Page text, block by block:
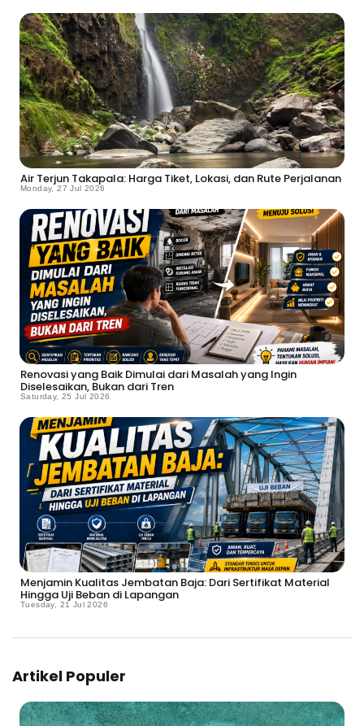
Air Terjun Takapala: Harga Tiket, Lokasi, dan Rute Perjalanan
Monday, 27 Jul 2026
Renovasi yang Baik Dimulai dari Masalah yang Ingin
Diselesaikan, Bukan dari Tren
Saturday, 25 Jul 2026
Menjamin Kualitas Jembatan Baja: Dari Sertifikat Material
Hingga Uji Beban di Lapangan
Tuesday, 21 Jul 2026
Artikel Populer